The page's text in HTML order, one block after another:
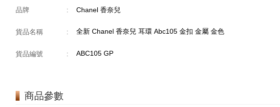
品牌 : Chanel 香奈兒
貨品名稱 : 全新 Chanel 香奈兒 耳環 Abc105 金扣 金屬 金色
貨品編號 : ABC105 GP
商品參數